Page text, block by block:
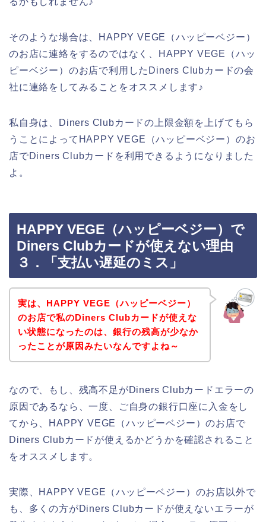
そのような場合は、HAPPY VEGE（ハッピーベジー）
のお店に連絡をするのではなく、HAPPY VEGE（ハッ
ピーベジー）のお店で利用したDiners Clubカードの会
社に連絡をしてみることをオススメします♪
私自身は、Diners Clubカードの上限金額を上げてもら
うことによってHAPPY VEGE（ハッピーベジー）のお
店でDiners Clubカードを利用できるようになりました
よ。
HAPPY VEGE（ハッピーベジー）で
Diners Clubカードが使えない理由
３．「支払い遅延のミス」
実は、HAPPY VEGE（ハッピーベジー）
のお店で私のDiners Clubカードが使えな
い状態になったのは、銀行の残高が少なか
ったことが原因みたいなんですよね～
なので、もし、残高不足がDiners Clubカードエラーの
原因であるなら、一度、ご自身の銀行口座に入金をし
てから、HAPPY VEGE（ハッピーベジー）のお店で
Diners Clubカードが使えるかどうかを確認されること
をオススメします。
実際、HAPPY VEGE（ハッピーベジー）のお店以外で
も、多くの方がDiners Clubカードが使えないエラーが